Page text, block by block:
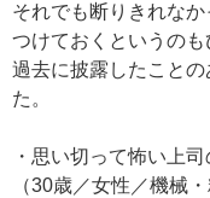
それでも断りきれな
つけておくというのも
過去に披露したこと
た。
・思い切って怖い上
（30歳／女性／機械・